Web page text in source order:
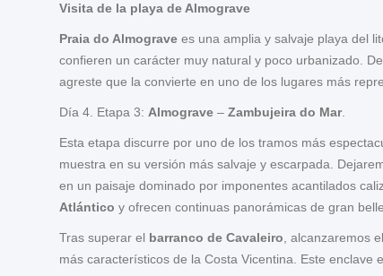
Visita de la playa de Almograve
Praia do Almograve es una amplia y salvaje playa del
confieren un carácter muy natural y poco urbanizado.
agreste que la convierte en uno de los lugares más
Día 4. Etapa 3: Almograve – Zambujeira do Mar.
Esta etapa discurre por uno de los tramos más
muestra en su versión más salvaje y escarpada.
en un paisaje dominado por imponentes acantilados
Atlántico y ofrecen continuas panorámicas de gran
Tras superar el barranco de Cavaleiro , alcanzaremos
más característicos de la Costa Vicentina. Este